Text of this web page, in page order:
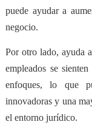
puede ayudar a
negocio.
Por otro lado, ayuda a
empleados se
enfoques, lo que
innovadoras y una
el entorno jurídico.